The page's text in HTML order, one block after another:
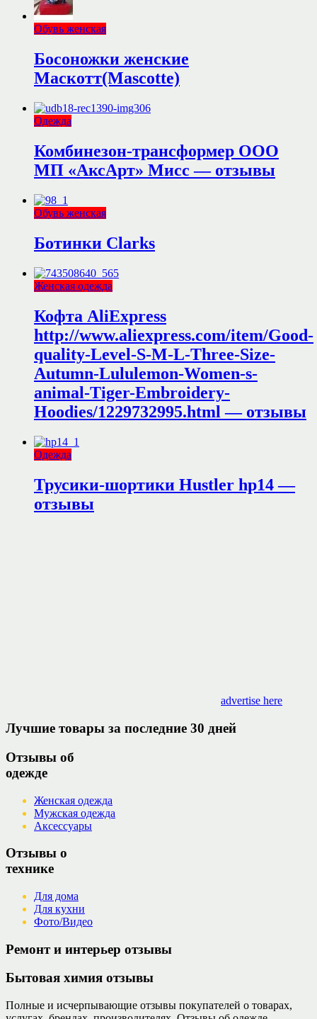
Обувь женская
Босоножки женские
Маскотт(Mascotte)
Одежда
Комбинезон-трансформер ООО
МП «АксАрт» Мисс — отзывы
Обувь женская
Ботинки Clarks
Женская одежда
Кофта AliExpress
http://www.aliexpress.com/item/Good-
quality-Level-S-M-L-Three-Size-
Autumn-Lululemon-Women-s-
animal-Tiger-Embroidery-
Hoodies/1229732995.html — отзывы
Одежда
Трусики-шортики Hustler hp14 —
отзывы
advertise here
Лучшие товары за последние 30 дней
Отзывы об
одежде
Женская одежда
Мужская одежда
Аксессуары
Отзывы о
технике
Для дома
Для кухни
Фото/Видео
Ремонт и интерьер отзывы
Бытовая химия отзывы
Полные и исчерпывающие отзывы покупателей о товарах,